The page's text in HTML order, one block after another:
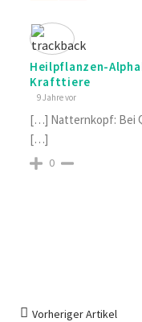
Heilpflanzen-
Krafttiere
9 Jahre vor
[…] Natternkopf: Bei
[…]
0
Vorheriger Artikel